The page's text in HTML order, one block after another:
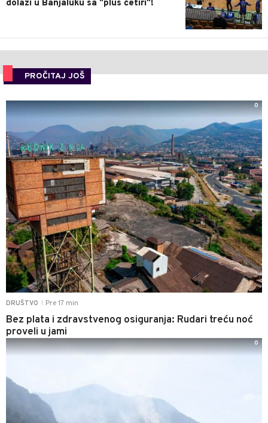
dolazi u Banjaluku sa "plus četiri"!
PROČITAJ JOŠ
DRUŠTVO Pre 17 min
Bez plata i zdravstvenog osiguranja: Rudari treću noć
proveli u jami
0
0